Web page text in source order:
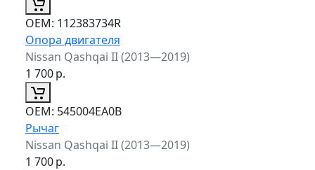
ОЕМ: 112383734R
Опора двигателя
Nissan Qashqai II (2013—2019)
1 700р.
ОЕМ: 545004EA0B
Рычаг
Nissan Qashqai II (2013—2019)
1 700р.